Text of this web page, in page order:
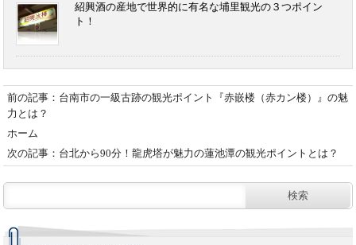
紹興酒の産地で世界的に有名な埔里観光の３つポイン
ト！
前の記事：台南市の一級古跡の観光ポイント『赤嵌楼（赤カン楼）』の魅
力とは？
ホーム
次の記事：台北から90分！龍虎塔が魅力の蓮池潭の観光ポイントとは？